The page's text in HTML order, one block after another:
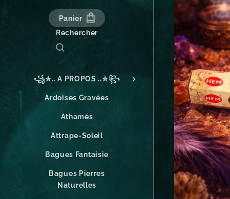
Panier
Rechercher
꧁✮.. A PROPOS ..✮꧂
Ardoises Gravées
Athamés
Attrape-Soleil
Bagues Fantaisie
Bagues Pierres
Naturelles